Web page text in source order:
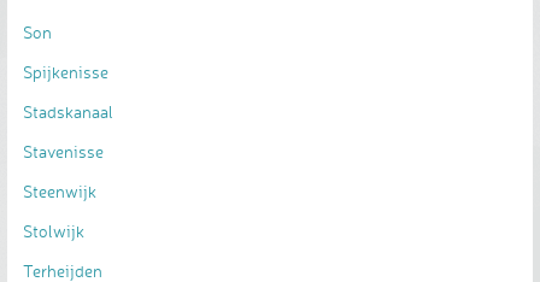
Son
Spijkenisse
Stadskanaal
Stavenisse
Steenwijk
Stolwijk
Terheijden